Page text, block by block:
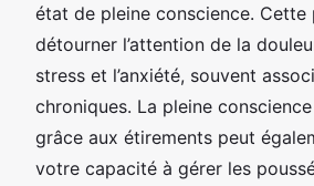
état de pleine conscience. Cette
détourner l’attention de la
stress et l’anxiété, souvent
chroniques. La pleine
grâce aux étirements peut
votre capacité à gérer les